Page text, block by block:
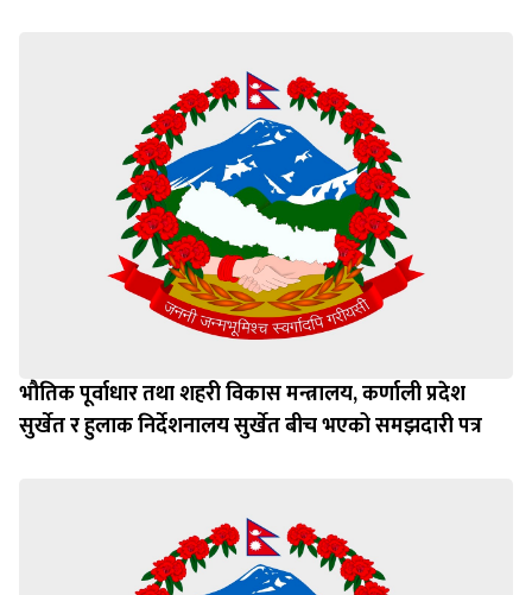
भौतिक पूर्वाधार तथा शहरी विकास मन्त्रालय, कर्णाली प्रदेश
सुर्खेत र हुलाक निर्देशनालय सुर्खेत बीच भएको समझदारी पत्र